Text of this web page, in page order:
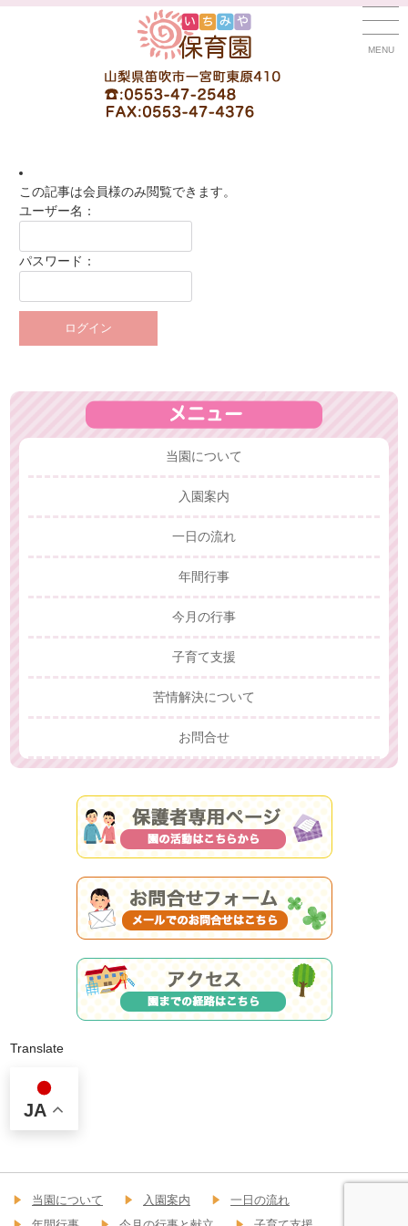
MENU
この記事は会員様のみ閲覧できます。
ユーザー名：
パスワード：
当園について
入園案内
一日の流れ
年間行事
今月の行事
子育て支援
苦情解決について
お問合せ
Translate
JA
当園について 入園案内
一日の流れ